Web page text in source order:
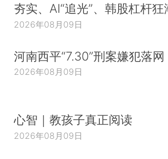
夯实、AI“追光”、韩股杠杆狂
2026年08月09日
河南西平“7.30”刑案嫌犯落网
2026年08月09日
心智｜教孩子真正阅读
2026年08月09日